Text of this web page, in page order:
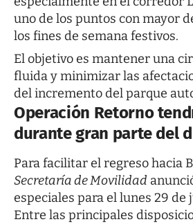
uno de los puntos con mayor
los fines de semana festivos.
El objetivo es mantener una
fluida y minimizar las
del incremento del parque
Operación Retorno
durante gran parte del
Para facilitar el regreso hacia
Secretaría de Movilidad
especiales para el lunes 29 de
Entre las principales